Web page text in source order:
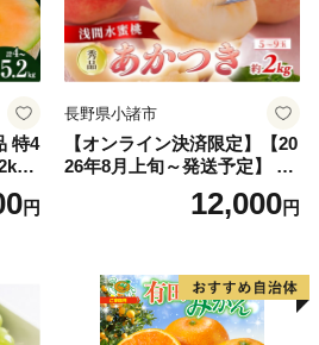
特4
ム
く
円
長野県小諸市
【オンライン決済限定】【20
26年8月上旬～発送予定】 先
行予約 「浅間水蜜桃プレミ
アム」 もも あかつき 秀品 約
果肉 長野県産 小諸市
12,000円